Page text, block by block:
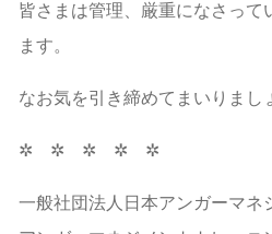
皆さまは管理、厳重になさって
ます。
なお気を引き締めてまいりまし
✲ ✲ ✲ ✲ ✲
一般社団法人日本アンガーマネ